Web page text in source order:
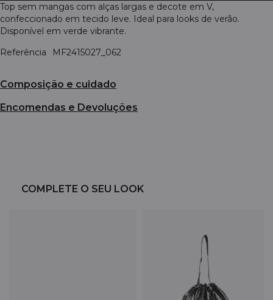
Top sem mangas com alças largas e decote em V,
confeccionado em tecido leve. Ideal para looks de verão.
Disponível em verde vibrante.
Referência
MF2415027_062
Composição e cuidado
Encomendas e Devoluções
COMPLETE O SEU LOOK